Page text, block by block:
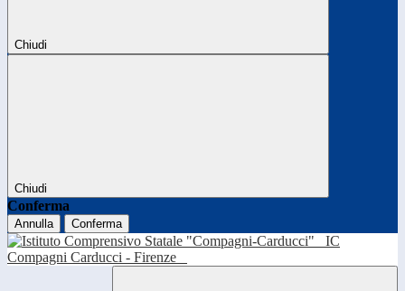
Chiudi
Chiudi
Conferma
Annulla Conferma
IC
Compagni Carducci - Firenze